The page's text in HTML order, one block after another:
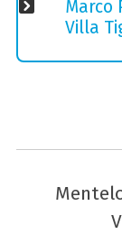
Marco
Villa